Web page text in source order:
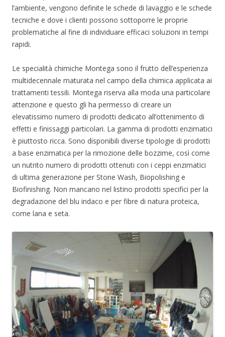
l’ambiente, vengono definite le schede di lavaggio e le schede
tecniche e dove i clienti possono sottoporre le proprie
problematiche al fine di individuare efficaci soluzioni in tempi
rapidi.
Le specialità chimiche Montega sono il frutto dell’esperienza
multidecennale maturata nel campo della chimica applicata ai
trattamenti tessili. Montega riserva alla moda una particolare
attenzione e questo gli ha permesso di creare un
elevatissimo numero di prodotti dedicato all’ottenimento di
effetti e finissaggi particolari. La gamma di prodotti enzimatici
è piuttosto ricca. Sono disponibili diverse tipologie di prodotti
a base enzimatica per la rimozione delle bozzime, così come
un nutrito numero di prodotti ottenuti con i ceppi enzimatici
di ultima generazione per Stone Wash, Biopolishing e
Biofinishing. Non mancano nel listino prodotti specifici per la
degradazione del blu indaco e per fibre di natura proteica,
come lana e seta.